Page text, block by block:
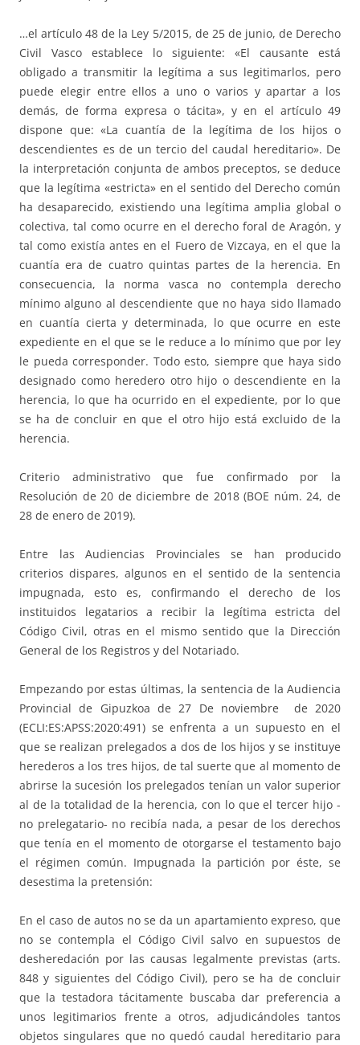
…el artículo 48 de la Ley 5/2015, de 25 de junio, de Derecho
Civil Vasco establece lo siguiente: «El causante está
obligado a transmitir la legítima a sus legitimarlos, pero
puede elegir entre ellos a uno o varios y apartar a los
demás, de forma expresa o tácita», y en el artículo 49
dispone que: «La cuantía de la legítima de los hijos o
descendientes es de un tercio del caudal hereditario». De
la interpretación conjunta de ambos preceptos, se deduce
que la legítima «estricta» en el sentido del Derecho común
ha desaparecido, existiendo una legítima amplia global o
colectiva, tal como ocurre en el derecho foral de Aragón, y
tal como existía antes en el Fuero de Vizcaya, en el que la
cuantía era de cuatro quintas partes de la herencia. En
consecuencia, la norma vasca no contempla derecho
mínimo alguno al descendiente que no haya sido llamado
en cuantía cierta y determinada, lo que ocurre en este
expediente en el que se le reduce a lo mínimo que por ley
le pueda corresponder. Todo esto, siempre que haya sido
designado como heredero otro hijo o descendiente en la
herencia, lo que ha ocurrido en el expediente, por lo que
se ha de concluir en que el otro hijo está excluido de la
herencia.
Criterio administrativo que fue confirmado por la
Resolución de 20 de diciembre de 2018 (BOE núm. 24, de
28 de enero de 2019).
Entre las Audiencias Provinciales se han producido
criterios dispares, algunos en el sentido de la sentencia
impugnada, esto es, confirmando el derecho de los
instituidos legatarios a recibir la legítima estricta del
Código Civil, otras en el mismo sentido que la Dirección
General de los Registros y del Notariado.
Empezando por estas últimas, la sentencia de la Audiencia
Provincial de Gipuzkoa de 27 De noviembre de 2020
(ECLI:ES:APSS:2020:491) se enfrenta a un supuesto en el
que se realizan prelegados a dos de los hijos y se instituye
herederos a los tres hijos, de tal suerte que al momento de
abrirse la sucesión los prelegados tenían un valor superior
al de la totalidad de la herencia, con lo que el tercer hijo -
no prelegatario- no recibía nada, a pesar de los derechos
que tenía en el momento de otorgarse el testamento bajo
el régimen común. Impugnada la partición por éste, se
desestima la pretensión:
En el caso de autos no se da un apartamiento expreso, que
no se contempla el Código Civil salvo en supuestos de
desheredación por las causas legalmente previstas (arts.
848 y siguientes del Código Civil), pero se ha de concluir
que la testadora tácitamente buscaba dar preferencia a
unos legitimarios frente a otros, adjudicándoles tantos
objetos singulares que no quedó caudal hereditario para